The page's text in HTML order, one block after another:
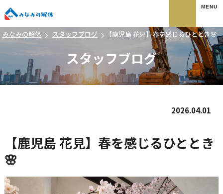
みなみの解体 スタッフブログ 【鹿児島 花見】春を感じるひととき🌸
スタッフブログ
2026.04.01
【鹿児島 花見】春を感じるひととき
🌸